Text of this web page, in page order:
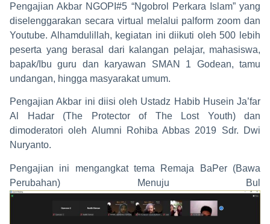
Pengajian Akbar NGOPI#5 “Ngobrol Perkara Islam” yang
diselenggarakan secara virtual melalui palform zoom dan
Youtube. Alhamdulillah, kegiatan ini diikuti oleh 500 lebih
peserta yang berasal dari kalangan pelajar, mahasiswa,
bapak/Ibu guru dan karyawan SMAN 1 Godean, tamu
undangan, hingga masyarakat umum.
Pengajian Akbar ini diisi oleh Ustadz Habib Husein Ja’far
Al Hadar (The Protector of The Lost Youth) dan
dimoderatori oleh Alumni Rohiba Abbas 2019 Sdr. Dwi
Nuryanto.
Pengajian ini mengangkat tema Remaja BaPer (Bawa
Perubahan) Menuju Bul